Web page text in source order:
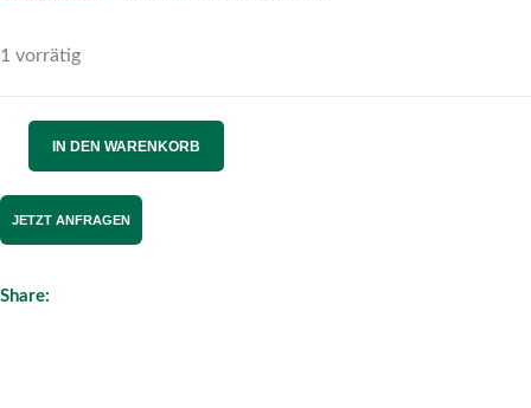
1 vorrätig
IN DEN WARENKORB
JETZT ANFRAGEN
Share: